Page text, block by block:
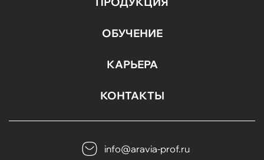
ОБУЧЕНИЕ
КАРЬЕРА
КОНТАКТЫ
info@aravia-prof.ru